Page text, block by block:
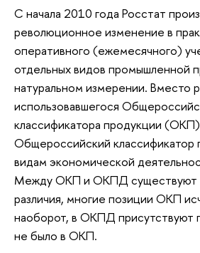
С начала 2010 года Росстат
революционное изменение в
оперативного (ежемесячного)
отдельных видов промышленной
натуральном измерении. Вместо
использовавшегося
классификатора продукции
Общероссийский классификатор
видам экономической
Между ОКП и ОКПД существуют
различия, многие позиции ОКП
наоборот, в ОКПД присутствуют
не было в ОКП.